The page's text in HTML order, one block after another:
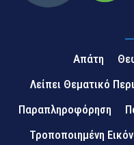
Απάτη
Λείπει Θεματικό
Παραπληροφόρηση
Τροποποιημένη